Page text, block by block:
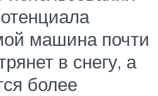
машина почти
в снегу, а
более